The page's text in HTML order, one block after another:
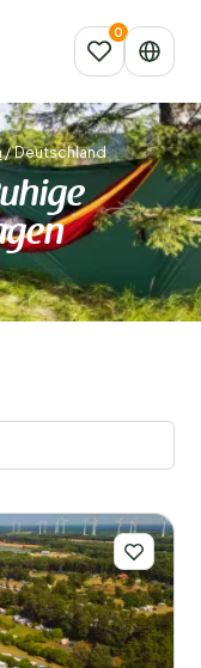
/Deutschland